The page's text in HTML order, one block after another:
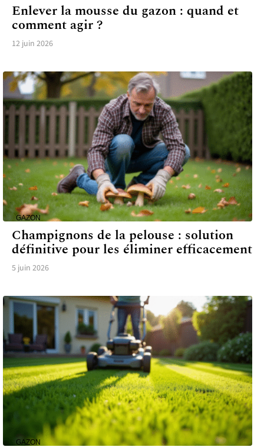
Enlever la mousse du gazon : quand et
comment agir ?
12 juin 2026
GAZON
Champignons de la pelouse : solution
définitive pour les éliminer efficacement
5 juin 2026
GAZON